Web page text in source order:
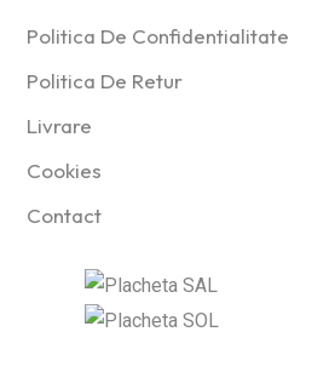
Politica De Confidentialitate
Politica De Retur
Livrare
Cookies
Contact